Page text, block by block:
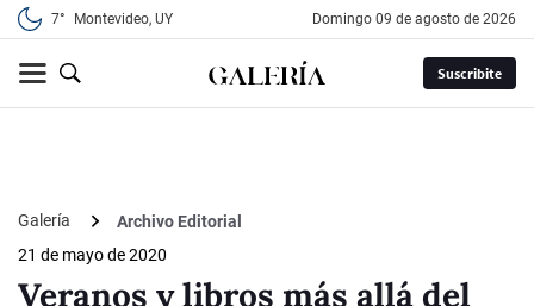
7° Montevideo, UY domingo 09 de agosto de 2026
Suscribite
Galería
Archivo Editorial
21 de mayo de 2020
Veranos y libros más allá del